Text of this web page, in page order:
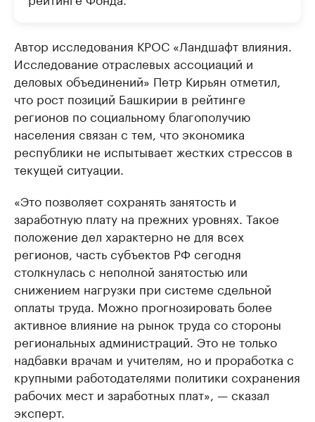
Автор исследования КРОС «Ландшафт влияния.
Исследование отраслевых ассоциаций и
деловых объединений» Петр Кирьян отметил,
что рост позиций Башкирии в рейтинге
регионов по социальному благополучию
населения связан с тем, что экономика
республики не испытывает жестких стрессов в
текущей ситуации.
«Это позволяет сохранять занятость и
заработную плату на прежних уровнях. Такое
положение дел характерно не для всех
регионов, часть субъектов РФ сегодня
столкнулась с неполной занятостью или
снижением нагрузки при системе сдельной
оплаты труда. Можно прогнозировать более
активное влияние на рынок труда со стороны
региональных администраций. Это не только
надбавки врачам и учителям, но и проработка с
крупными работодателями политики сохранения
рабочих мест и заработных плат», — сказал
эксперт.